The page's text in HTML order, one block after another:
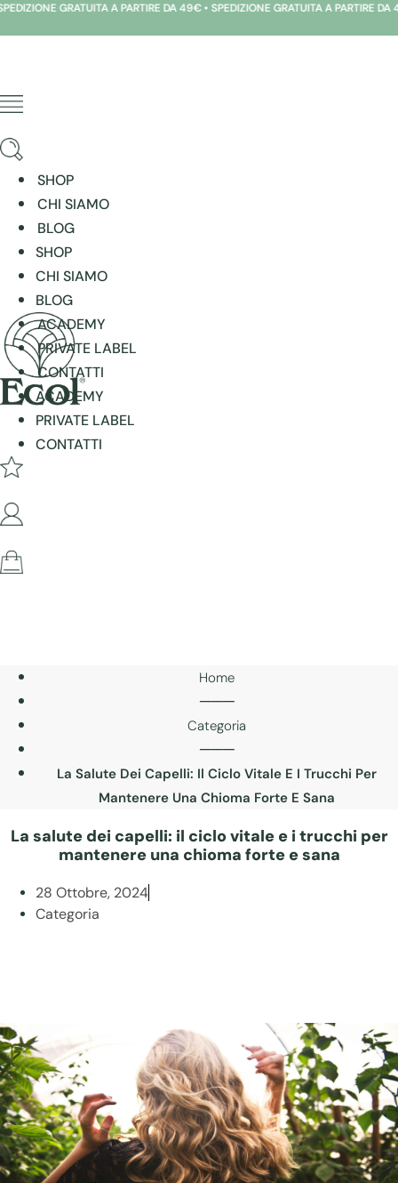
Vai
al
DA 49€ • SPEDIZIONE GRATUITA A PARTIRE DA 49€ •
SHOP
CHI SIAMO
BLOG
SHOP
CHI SIAMO
BLOG
ACADEMY
PRIVATE LABEL
CONTATTI
ACADEMY
PRIVATE LABEL
CONTATTI
Home
───
Categoria
───
La Salute Dei Capelli: Il Ciclo Vitale E I Trucchi Per
Mantenere Una Chioma Forte E Sana
La salute dei capelli: il ciclo vitale e i trucchi per
mantenere una chioma forte e sana
28 Ottobre, 2024
Categoria